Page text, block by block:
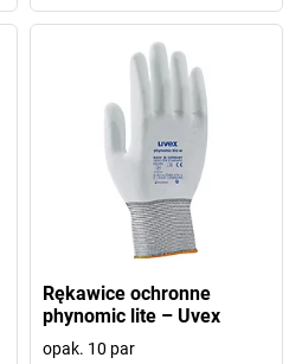
Rękawice ochronne
phynomic lite – Uvex
opak. 10 par